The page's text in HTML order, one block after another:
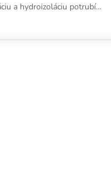
a hydroizoláciu potrubí